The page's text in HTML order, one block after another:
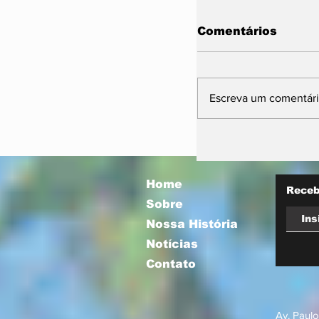
mira
com a
Comentários
Escreva um
Home
Sobre
Nossa História
Notícias
Contato
Av.